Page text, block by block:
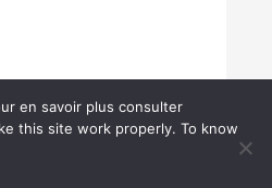
en savoir plus consulter
this site work properly. To know